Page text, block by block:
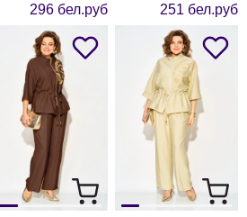
296 бел.руб
251 бел.руб